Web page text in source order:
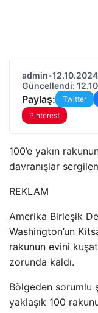
admin•
Güncellendi:
Paylaş: Twitter
Pinterest
100’e yakın
davranışlar
REKLAM
Amerika Birleşik
Washington’un
rakunun evini
zorunda kaldı.
Bölgeden sorumlu
yaklaşık 100